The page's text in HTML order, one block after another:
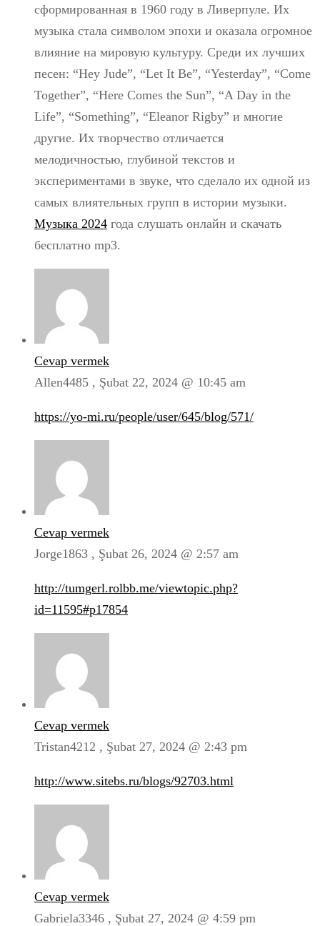
сформированная в 1960 году в Ливерпуле. Их
музыка стала символом эпохи и оказала огромное
влияние на мировую культуру. Среди их лучших
песен: “Hey Jude”, “Let It Be”, “Yesterday”, “Come
Together”, “Here Comes the Sun”, “A Day in the
Life”, “Something”, “Eleanor Rigby” и многие
другие. Их творчество отличается
мелодичностью, глубиной текстов и
экспериментами в звуке, что сделало их одной из
самых влиятельных групп в истории музыки.
Музыка 2024 года слушать онлайн и скачать
бесплатно mp3.
Cevap vermek
Allen4485 , Şubat 22, 2024 @ 10:45 am
https://yo-mi.ru/people/user/645/blog/571/
Cevap vermek
Jorge1863 , Şubat 26, 2024 @ 2:57 am
http://tumgerl.rolbb.me/viewtopic.php?
id=11595#p17854
Cevap vermek
Tristan4212 , Şubat 27, 2024 @ 2:43 pm
http://www.sitebs.ru/blogs/92703.html
Cevap vermek
Gabriela3346 , Şubat 27, 2024 @ 4:59 pm